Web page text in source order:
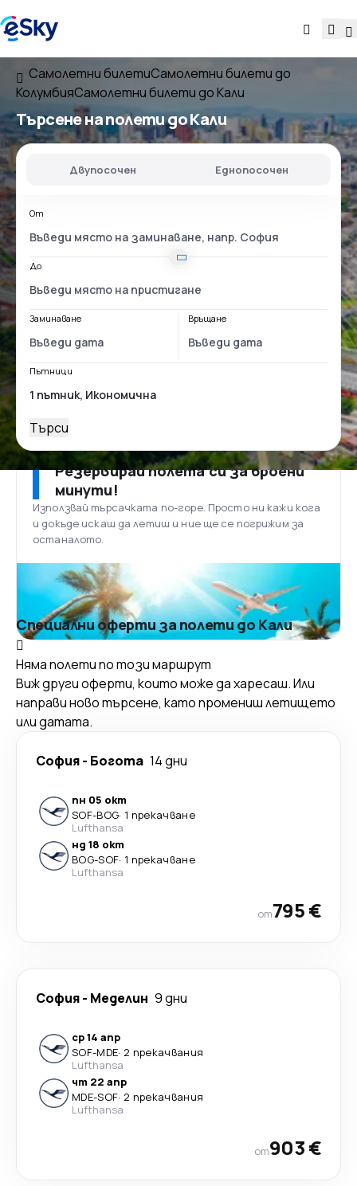
Самолетни билетиСамолетни билети до
КолумбияСамолетни билети до Кали
Търсене на полети до Кали
Двупосочен Еднопосочен
От
До
Заминаване Връщане
Пътници
Търси
Резервирай полета си за броени
минути!
Използвай търсачката по-горе. Просто ни кажи кога
и докъде искаш да летиш и ние ще се погрижим за
останалото.
Специални оферти за полети до Кали
Няма полети по този маршрут
Виж други оферти, които може да харесаш. Или
направи ново търсене, като промениш летището
или датата.
София- Богота 14 дни
пн 05 окт
SOF-BOG· 1 прекачване
Lufthansa
нд 18 окт
BOG-SOF· 1 прекачване
Lufthansa
от795 €
София- Меделин 9 дни
ср 14 апр
SOF-MDE· 2 прекачвания
Lufthansa
чт 22 апр
MDE-SOF· 2 прекачвания
Lufthansa
от903 €